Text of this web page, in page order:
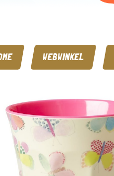
WEBWINKEL